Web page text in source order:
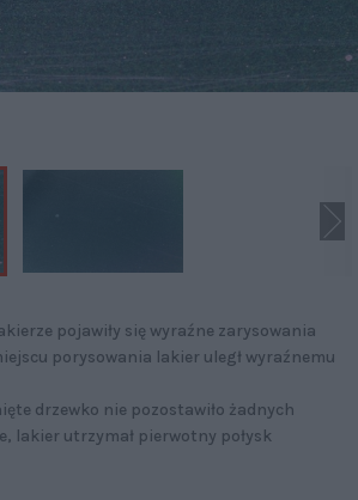
pojawiły się wyraźne zarysowania
porysowania lakier uległ wyraźnemu
drzewko nie pozostawiło żadnych
lakier utrzymał pierwotny połysk